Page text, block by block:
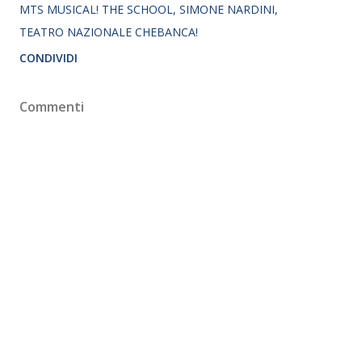
MTS MUSICAL! THE SCHOOL
SIMONE NARDINI
TEATRO NAZIONALE CHEBANCA!
CONDIVIDI
Commenti